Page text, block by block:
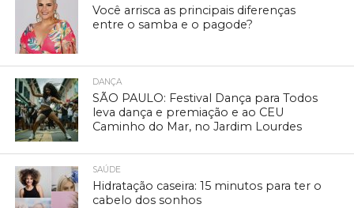
Você arrisca as principais diferenças
entre o samba e o pagode?
DANÇA
SÃO PAULO: Festival Dança para Todos
leva dança e premiação e ao CEU
Caminho do Mar, no Jardim Lourdes
SAÚDE
Hidratação caseira: 15 minutos para ter o
cabelo dos sonhos